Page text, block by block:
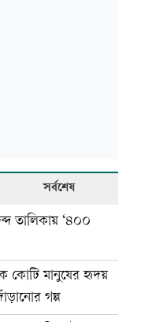
সর্বশেষ
তালিকায় ‘৪০০
কোটি মানুষের হৃদয়
গল্প